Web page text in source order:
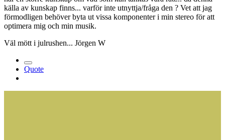
källa av kunskap finns... varför inte utnyttja/fråga den ? Vet att jag
förmodligen behöver byta ut vissa komponenter i min stereo för att
optimera mig och min musik.
Väl mött i julrushen... Jörgen W
Quote